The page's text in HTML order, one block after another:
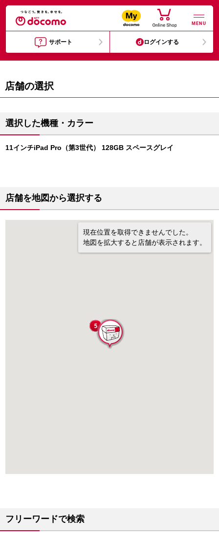
MENU
サポート ログインする
店舗の選択
選択した機種・カラー
11インチiPad Pro（第3世代） 128GB スペースグレイ
店舗を地図から選択する
現在位置を取得できませんでした。
地図を拡大すると店舗が表示されます。
フリーワードで検索